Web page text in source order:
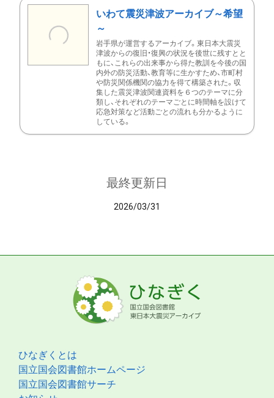
いわて震災津波アーカイブ～希望
～
岩手県が運営するアーカイブ。東日本大震災
津波からの復旧・復興の状況を後世に残すとと
もに、これらの出来事から得た教訓を今後の国
内外の防災活動、教育等に生かすため、市町村
や防災関係機関の協力を得て構築された。収
集した震災津波関連資料を６つのテーマに分
類し、それぞれのテーマごとに時間軸を設けて
応急対策など活動ごとの流れも分かるように
している。
最終更新日
2026/03/31
ひなぎくとは
国立国会図書館ホームページ
国立国会図書館サーチ